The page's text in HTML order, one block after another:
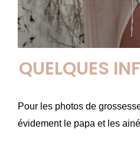
QUELQUES
Pour les photos de
évidement le papa et les